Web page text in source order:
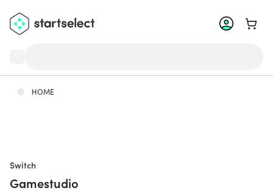
Ga
HOME
Switch
Gamestudio